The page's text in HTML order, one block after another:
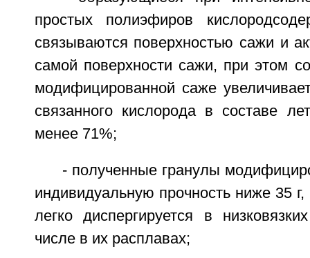
простых полиэфиров
связываются поверхностью сажи и
самой поверхности сажи, при этом
модифицированной саже
связанного кислорода в составе
менее 71%;
- полученные гранулы
индивидуальную прочность ниже 35 г,
легко диспергируется в
числе в их расплавах;